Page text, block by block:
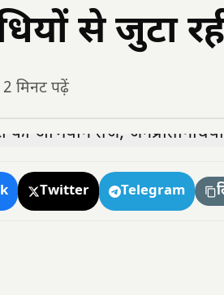
से जुटा
मिनट पढ़ें
Twitter Telegram